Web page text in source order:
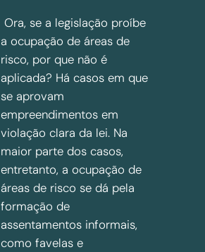
Ora, se a legislação proíbe
a ocupação de áreas de
risco, por que não é
aplicada? Há casos em que
se aprovam
empreendimentos em
violação clara da lei. Na
maior parte dos casos,
entretanto, a ocupação de
áreas de risco se dá pela
formação de
assentamentos informais,
como favelas e